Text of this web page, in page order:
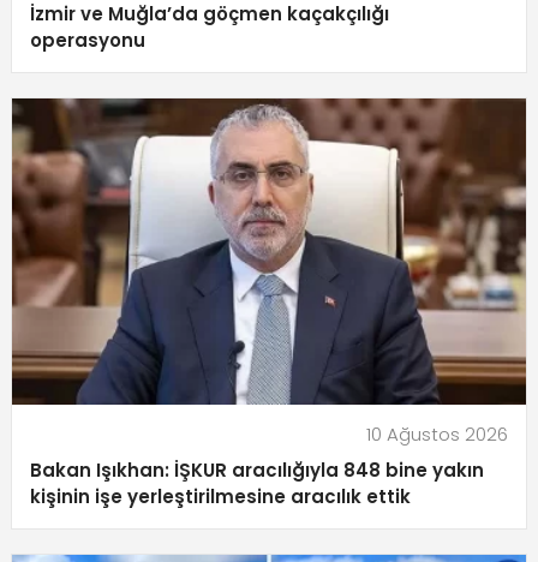
İzmir ve Muğla’da göçmen kaçakçılığı
operasyonu
10 Ağustos 2026
Bakan Işıkhan: İŞKUR aracılığıyla 848 bine yakın
kişinin işe yerleştirilmesine aracılık ettik